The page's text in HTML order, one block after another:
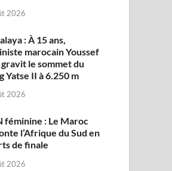
2026
: À 15 ans,
marocain Youssef
gravit le sommet du
Yatse II à 6.250 m
2026
féminine : Le Maroc
l’Afrique du Sud en
de finale
2026